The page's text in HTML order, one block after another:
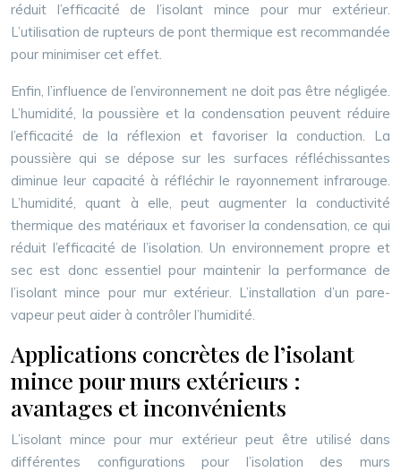
réduit l’efficacité de l’isolant mince pour mur extérieur.
L’utilisation de rupteurs de pont thermique est recommandée
pour minimiser cet effet.
Enfin, l’influence de l’environnement ne doit pas être négligée.
L’humidité, la poussière et la condensation peuvent réduire
l’efficacité de la réflexion et favoriser la conduction. La
poussière qui se dépose sur les surfaces réfléchissantes
diminue leur capacité à réfléchir le rayonnement infrarouge.
L’humidité, quant à elle, peut augmenter la conductivité
thermique des matériaux et favoriser la condensation, ce qui
réduit l’efficacité de l’isolation. Un environnement propre et
sec est donc essentiel pour maintenir la performance de
l’isolant mince pour mur extérieur. L’installation d’un pare-
vapeur peut aider à contrôler l’humidité.
Applications concrètes de l’isolant
mince pour murs extérieurs :
avantages et inconvénients
L’isolant mince pour mur extérieur peut être utilisé dans
différentes configurations pour l’isolation des murs